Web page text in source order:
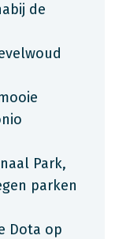
de
Park,
parken
Dota op